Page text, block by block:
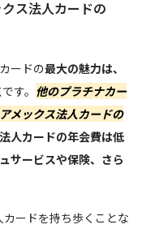
ス法人カードの
ードの最大の魅力は、
す。 他のプラチナカー
メックス法人カードの
人カードの年会費は低
サービスや保険、さら
ードを持ち歩くことな